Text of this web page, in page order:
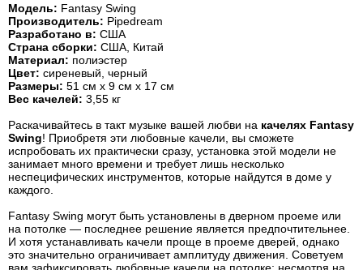
Модель: Fantasy Swing
Производитель: Pipedream
Разработано в: США
Страна сборки: США, Китай
Материал: полиэстер
Цвет: сиреневый, черный
Размеры: 51 см х 9 см х 17 см
Вес качелей: 3,55 кг
Раскачивайтесь в такт музыке вашей любви на качелях Fantasy
Swing! Приобретя эти любовные качели, вы сможете
испробовать их практически сразу, установка этой модели не
занимает много времени и требует лишь несколько
неспецифических инструментов, которые найдутся в доме у
каждого.
Fantasy Swing могут быть установлены в дверном проеме или
на потолке — последнее решение является предпочтительнее.
И хотя устанавливать качели проще в проеме дверей, однако
это значительно ограничивает амплитуду движения. Советуем
вам зафиксировать любовные качели на потолке: несмотря на